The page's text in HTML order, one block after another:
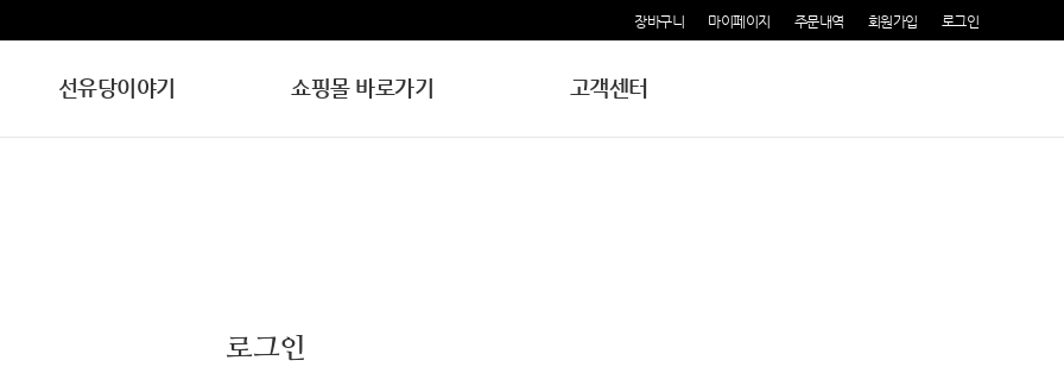
장바구니 마이페이지 주문내역 회원가입 로그인
선유당이야기 쇼핑몰 바로가기 고객센터
로그인